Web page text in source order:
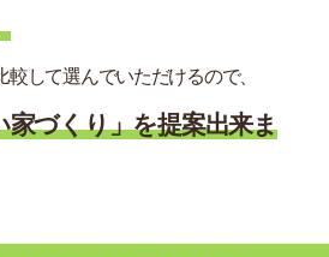
して選んでいただけるので、
家づくり」を提案出来ま